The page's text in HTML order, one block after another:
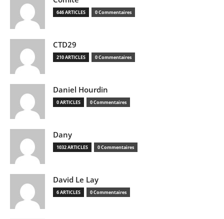
646 ARTICLES 0 Commentaires
CTD29
210 ARTICLES 0 Commentaires
Daniel Hourdin
0 ARTICLES 0 Commentaires
Dany
1032 ARTICLES 0 Commentaires
David Le Lay
6 ARTICLES 0 Commentaires